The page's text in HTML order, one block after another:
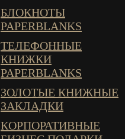
БЛОКНОТЫ
PAPERBLANKS
ТЕЛЕФОННЫЕ
КНИЖКИ
PAPERBLANKS
ЗОЛОТЫЕ КНИЖНЫЕ
ЗАКЛАДКИ
КОРПОРАТИВНЫЕ